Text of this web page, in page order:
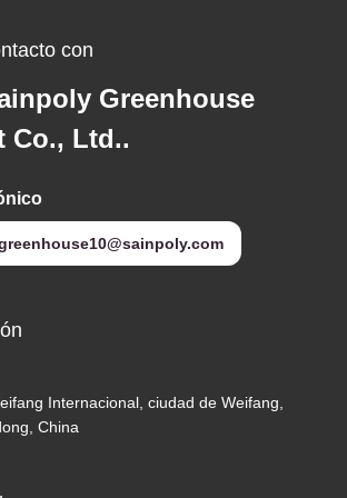
con
Greenhouse
Co., Ltd..
Internacional, ciudad de Weifang,
China